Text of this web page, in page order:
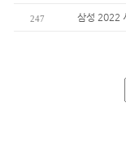
247 삼성 2022